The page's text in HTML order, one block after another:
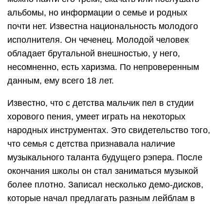
альбомы, но информации о семье и родных
почти нет. Известна национальность молодого
исполнителя. Он чеченец. Молодой человек
обладает брутальной внешностью, у него,
несомненно, есть харизма. По непроверенным
данным, ему всего 18 лет.
Известно, что с детства мальчик пел в студии
хорового пения, умеет играть на некоторых
народных инструментах. Это свидетельство того,
что семья с детства признавала наличие
музыкального таланта будущего рэпера. После
окончания школы он стал заниматься музыкой
более плотно. Записал несколько демо-дисков,
которые начал предлагать разным лейблам в